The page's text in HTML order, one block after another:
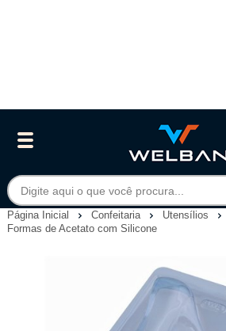
Página Inicial Confeitaria Utensílios
Formas de Acetato com Silicone